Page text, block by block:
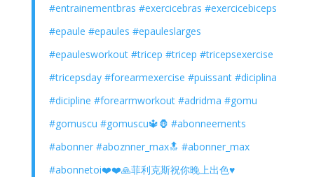
#entrainementbras #exercicebras #exercicebiceps
#epaule #epaules #epauleslarges
#epaulesworkout #tricep #tricep #tricepsexercise
#tricepsday #forearmexercise #puissant #diciplina
#dicipline #forearmworkout #adridma #gomu
#gomuscu #gomuscu🔱🦍 #abonneements
#abonner #aboznner_max🔝 #abonner_max
#abonnetoi❤️❤️🙏菲利克斯祝你晚上出色♥️